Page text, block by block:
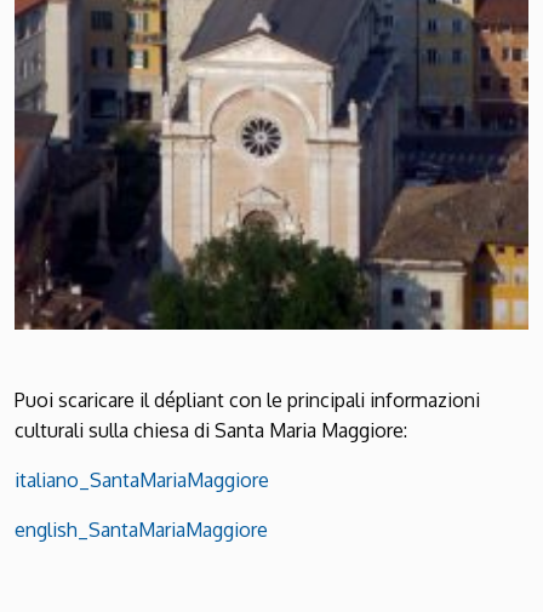
Puoi scaricare il dépliant con le principali informazioni
culturali sulla chiesa di Santa Maria Maggiore:
italiano_SantaMariaMaggiore
english_SantaMariaMaggiore